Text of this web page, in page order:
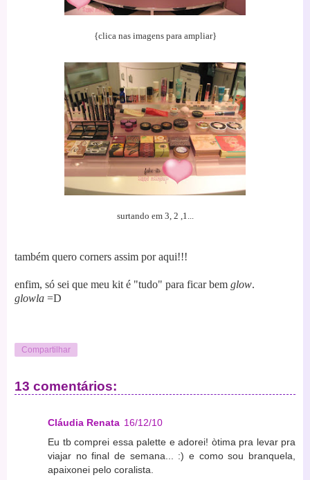
{clica nas imagens para ampliar}
surtando em 3, 2 ,1...
também quero corners assim por aqui!!!
enfim, só sei que meu kit é "tudo" para ficar bem glow.
glowla =D
Compartilhar
13 comentários:
Cláudia Renata 16/12/10
Eu tb comprei essa palette e adorei! òtima pra levar pra
viajar no final de semana... :) e como sou branquela,
apaixonei pelo coralista.